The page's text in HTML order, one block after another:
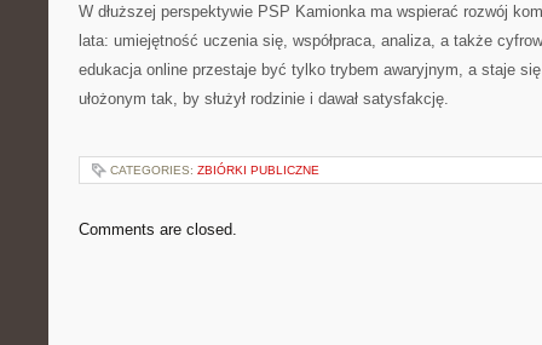
W dłuższej perspektywie PSP Kamionka ma wspierać rozwój
lata: umiejętność uczenia się, współpraca, analiza, a także
edukacja online przestaje być tylko trybem awaryjnym, a staje się
ułożonym tak, by służył rodzinie i dawał satysfakcję.
CATEGORIES: ZBIÓRKI PUBLICZNE
Comments are closed.